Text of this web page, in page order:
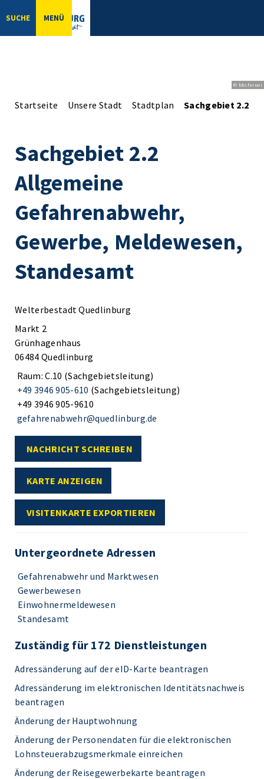
SUCHE MENÜ
© bbsferrari
Startseite Unsere Stadt Stadtplan Sachgebiet 2.2
Sachgebiet 2.2
Allgemeine
Gefahrenabwehr,
Gewerbe, Meldewesen,
Standesamt
Welterbestadt Quedlinburg
Markt 2
Grünhagenhaus
06484 Quedlinburg
Raum: C.10 (Sachgebietsleitung)
+49 3946 905-610 (Sachgebietsleitung)
+49 3946 905-9610
gefahrenabwehr@quedlinburg.de
NACHRICHT SCHREIBEN
KARTE ANZEIGEN
VISITENKARTE EXPORTIEREN
Untergeordnete Adressen
Gefahrenabwehr und Marktwesen
Gewerbewesen
Einwohnermeldewesen
Standesamt
Zuständig für 172 Dienstleistungen
Adressänderung auf der eID-Karte beantragen
Adressänderung im elektronischen Identitätsnachweis
beantragen
Änderung der Hauptwohnung
Änderung der Personendaten für die elektronischen
Lohnsteuerabzugsmerkmale einreichen
Änderung der Reisegewerbekarte beantragen